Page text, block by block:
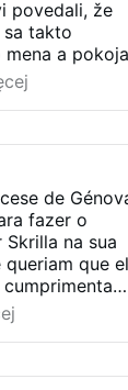
povedali, že
takto
a
de
fazer o
na sua
que
o nome e